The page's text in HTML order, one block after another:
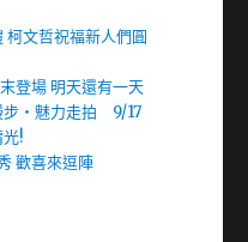
柯文哲祝福新人們圓
登場 明天還有一天
步‧魅力走拍 9/17
!
歡喜來逗陣